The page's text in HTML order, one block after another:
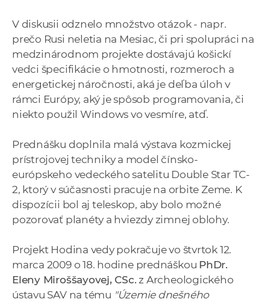
V diskusii odznelo množstvo otázok - napr.
prečo Rusi neletia na Mesiac, či pri spolupráci na
medzinárodnom projekte dostávajú košickí
vedci špecifikácie o hmotnosti, rozmeroch a
energetickej náročnosti, aká je deľba úloh v
rámci Európy, aký je spôsob programovania, či
niekto použil Windows vo vesmíre, atď.
Prednášku doplnila malá výstava kozmickej
prístrojovej techniky a model čínsko-
európskeho vedeckého satelitu Double Star TC-
2, ktorý v súčasnosti pracuje na orbite Zeme. K
dispozícii bol aj teleskop, aby bolo možné
pozorovať planéty a hviezdy zimnej oblohy.
Projekt Hodina vedy pokračuje vo štvrtok 12.
marca 2009 o 18. hodine prednáškou PhDr.
Eleny Miroššayovej, CSc. z Archeologického
ústavu SAV na tému "Územie dnešného